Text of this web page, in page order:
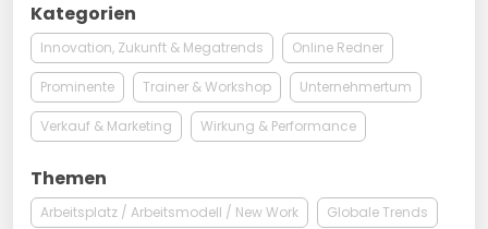
Kategorien
Innovation, Zukunft & Megatrends Online Redner
Prominente Trainer & Workshop Unternehmertum
Verkauf & Marketing Wirkung & Performance
Themen
Arbeitsplatz / Arbeitsmodell / New Work Globale Trends